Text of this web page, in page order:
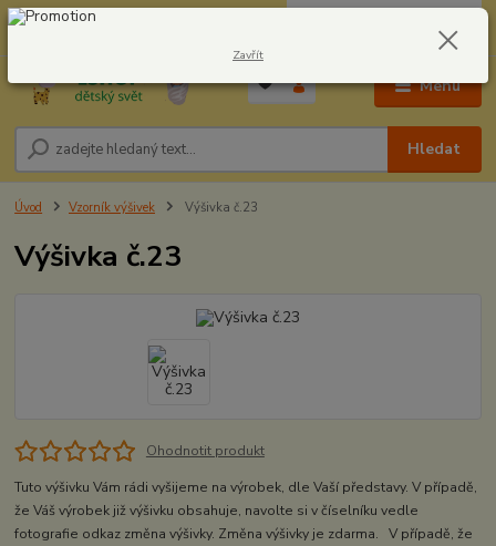
Menu
Hledat
604278943 0,00 Kč
Úvod Vzorník výšivek Výšivka č.23
Výšivka č.23
Ohodnotit produkt
Tuto výšivku Vám rádi vyšijeme na výrobek, dle Vaší představy. V případě,
že Váš výrobek již výšivku obsahuje, navolte si v číselníku vedle
fotografie odkaz změna výšivky. Změna výšivky je zdarma. V případě, že
Zavřít